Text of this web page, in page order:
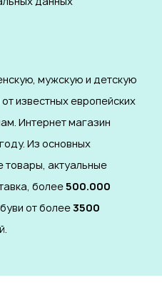
мужскую и детскую
известных европейских
Интернет магазин
Из основных
товары, актуальные
более500.000
от более3500